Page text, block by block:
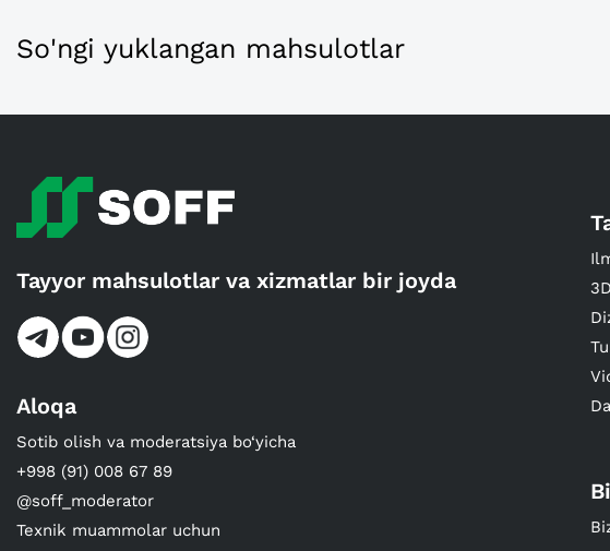
So'ngi yuklangan mahsulotlar
Tayyor mahsulotlar va xizmatlar bir joyda
Aloqa
Sotib olish va moderatsiya bo‘yicha
+998 (91) 008 67 89
@soff_moderator
Texnik muammolar uchun